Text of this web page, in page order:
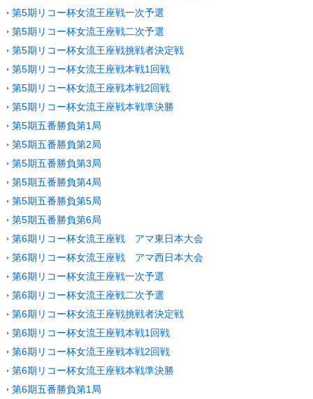
第5期リコー杯女流王座戦一次予選
第5期リコー杯女流王座戦二次予選
第5期リコー杯女流王座戦挑戦者決定戦
第5期リコー杯女流王座戦本戦1回戦
第5期リコー杯女流王座戦本戦2回戦
第5期リコー杯女流王座戦本戦準決勝
第5期五番勝負第1局
第5期五番勝負第2局
第5期五番勝負第3局
第5期五番勝負第4局
第5期五番勝負第5局
第5期五番勝負第6局
第6期リコー杯女流王座戦 アマ東日本大会
第6期リコー杯女流王座戦 アマ西日本大会
第6期リコー杯女流王座戦一次予選
第6期リコー杯女流王座戦二次予選
第6期リコー杯女流王座戦挑戦者決定戦
第6期リコー杯女流王座戦本戦1回戦
第6期リコー杯女流王座戦本戦2回戦
第6期リコー杯女流王座戦本戦準決勝
第6期五番勝負第1局